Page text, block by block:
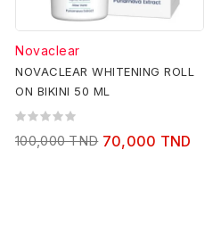
Novaclear
NOVACLEAR WHITENING ROLL
ON BIKINI 50 ML
100,000 TND 70,000 TND